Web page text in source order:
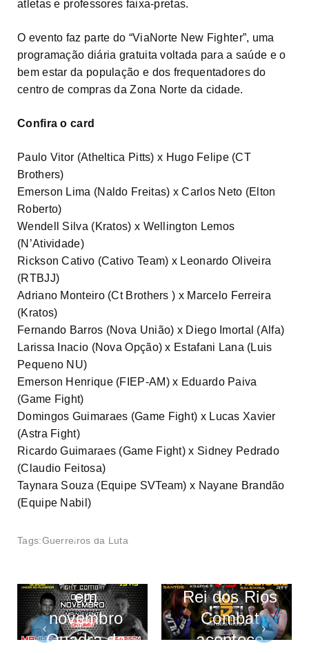
atletas e professores faixa-pretas.
O evento faz parte do “ViaNorte New Fighter”, uma
programação diária gratuita voltada para a saúde e o
bem estar da população e dos frequentadores do
centro de compras da Zona Norte da cidade.
Confira o card
Paulo Vitor (Atheltica Pitts) x Hugo Felipe (CT
Brothers)
Emerson Lima (Naldo Freitas) x Carlos Neto (Elton
Roberto)
Wendell Silva (Kratos) x Wellington Lemos
(N’Atividade)
Rickson Cativo (Cativo Team) x Leonardo Oliveira
(RTBJJ)
Adriano Monteiro (Ct Brothers ) x Marcelo Ferreira
(Kratos)
Fernando Barros (Nova União) x Diego Imortal (Alfa)
Larissa Inacio (Nova Opção) x Estafani Lana (Luis
Pequeno NU)
Emerson Henrique (FIEP-AM) x Eduardo Paiva
(Game Fight)
Domingos Guimaraes (Game Fight) x Lucas Xavier
(Astra Fight)
Ricardo Guimaraes (Game Fight) x Sidney Pedrado
(Claudio Feitosa)
Taynara Souza (Equipe SVTeam) x Nayane Brandão
(Equipe Nabil)
Tags:Guerreiros da Luta
Supremo
em
novembro
Quadra da
Rei dos Rios
Combat
acontece